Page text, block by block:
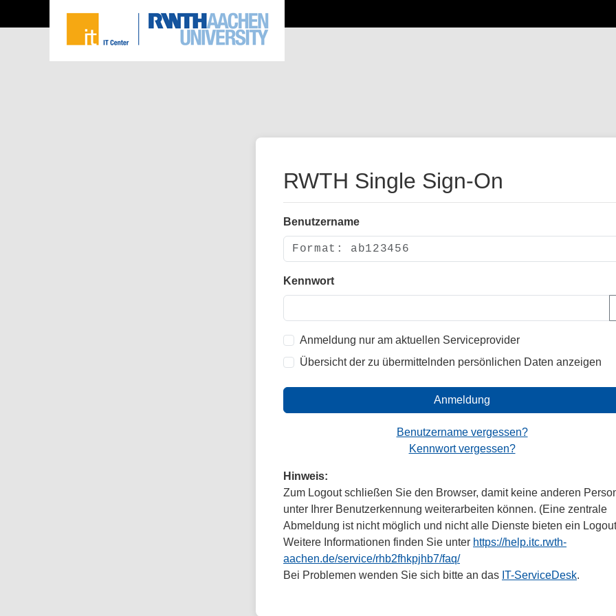
RWTH Single Sign-On
Benutzername
Kennwort
Anmeldung nur am aktuellen Serviceprovider
Übersicht der zu übermittelnden persönlichen Daten anzeigen
Anmeldung
Benutzername vergessen?
Kennwort vergessen?
Hinweis:
Zum Logout schließen Sie den Browser, damit keine anderen
unter Ihrer Benutzerkennung weiterarbeiten können. (Eine zentrale
Abmeldung ist nicht möglich und nicht alle Dienste bieten ein
Weitere Informationen finden Sie unter https://help.itc.rwth-
aachen.de/service/rhb2fhkpjhb7/faq/
Bei Problemen wenden Sie sich bitte an das IT-ServiceDesk.